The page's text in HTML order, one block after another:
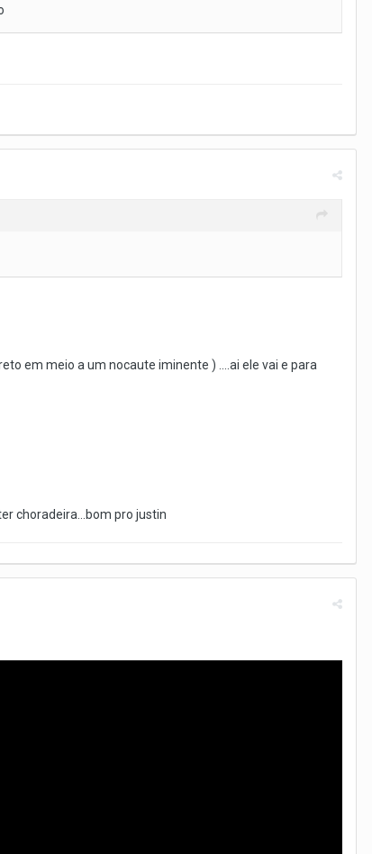
em meio a um nocaute iminente ) ....ai ele vai e para
choradeira...bom pro justin